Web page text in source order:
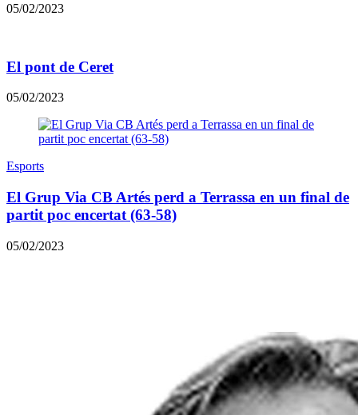
05/02/2023
El pont de Ceret
05/02/2023
Esports
El Grup Via CB Artés perd a Terrassa en un final de
partit poc encertat (63-58)
05/02/2023